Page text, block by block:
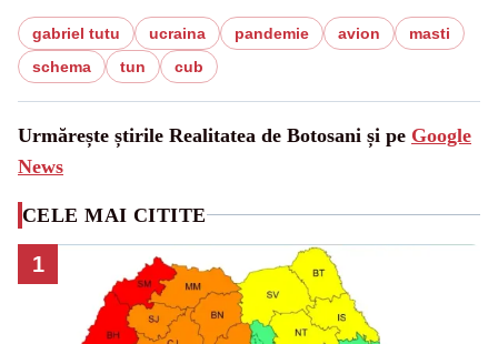
gabriel tutu ucraina pandemie avion
masti
schema
tun cub
Urmărește știrile Realitatea de Botosani și pe Google
News
CELE MAI CITITE
1